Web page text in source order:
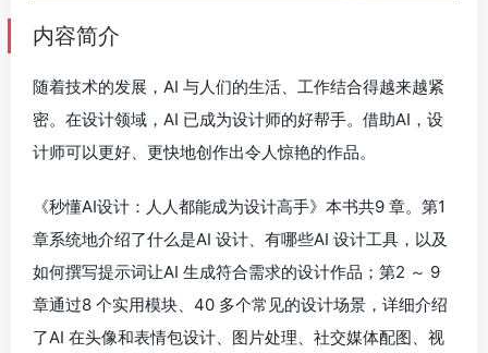
内容简介
随着技术的发展，AI 与人们的生活、工作结合得越来越紧
密。在设计领域，AI 已成为设计师的好帮手。借助AI，设
计师可以更好、更快地创作出令人惊艳的作品。
《秒懂AI设计：人人都能成为设计高手》本书共9 章。第1
章系统地介绍了什么是AI 设计、有哪些AI 设计工具，以及
如何撰写提示词让AI 生成符合需求的设计作品；第2 ～ 9
章通过8 个实用模块、40 多个常见的设计场景，详细介绍
了AI 在头像和表情包设计、图片处理、社交媒体配图、视